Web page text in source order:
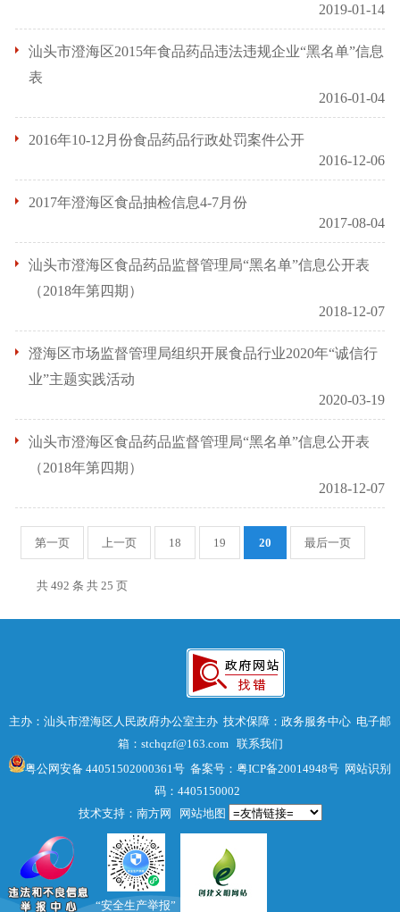
2019-01-14
汕头市澄海区2015年食品药品违法违规企业“黑名单”信息
表
2016-01-04
2016年10-12月份食品药品行政处罚案件公开
2016-12-06
2017年澄海区食品抽检信息4-7月份
2017-08-04
汕头市澄海区食品药品监督管理局“黑名单”信息公开表
（2018年第四期）
2018-12-07
澄海区市场监督管理局组织开展食品行业2020年“诚信行
业”主题实践活动
2020-03-19
汕头市澄海区食品药品监督管理局“黑名单”信息公开表
（2018年第四期）
2018-12-07
第一页 上一页 18 19 20 最后一页
共 492 条 共25 页
主办：汕头市澄海区人民政府办公室主办 技术保障：政务服务中心 电子邮
箱：stchqzf@163.com 联系我们
粤公网安备 44051502000361号 备案号：粤ICP备20014948号 网站识别
码：4405150002
技术支持：南方网
网站地图
“安全生产举报”